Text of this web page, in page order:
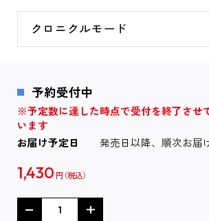
クロニクルモード
予約受付中
※予定数に達した時点で受付を終了させ
います
お届け予定日
発売日以降、順次お届
1,430 円